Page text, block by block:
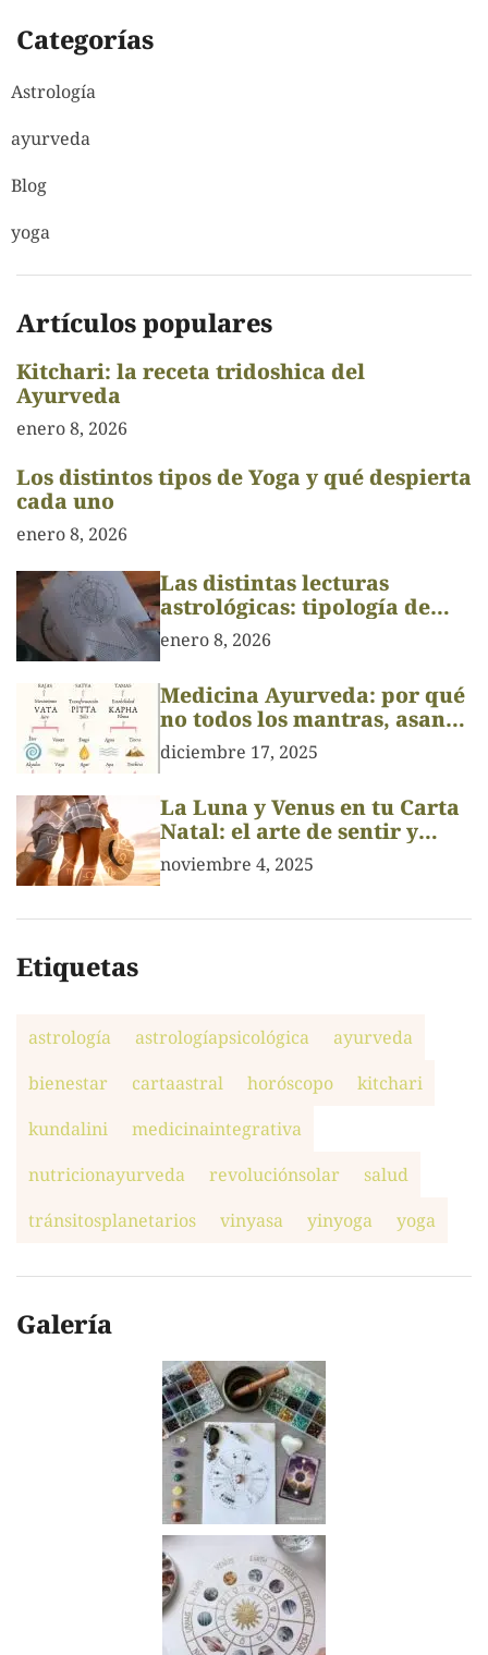
Categorías
Astrología
ayurveda
Blog
yoga
Artículos populares
Kitchari: la receta tridoshica del
Ayurveda
enero 8, 2026
Los distintos tipos de Yoga y qué despierta
cada uno
enero 8, 2026
Las distintas lecturas
astrológicas: tipología de
Carta Astral
enero 8, 2026
Medicina Ayurveda: por qué
no todos los mantras, asanas
o pranayamas son para
todos
diciembre 17, 2025
La Luna y Venus en tu Carta
Natal: el arte de sentir y
amar
noviembre 4, 2025
Etiquetas
astrología astrologíapsicológica
ayurveda
bienestar
cartaastral horóscopo
kitchari
kundalini
medicinaintegrativa
nutricionayurveda
revoluciónsolar
salud
tránsitosplanetarios
vinyasa yinyoga yoga
Galería